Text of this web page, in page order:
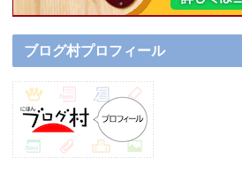
ブログ村プロフィール